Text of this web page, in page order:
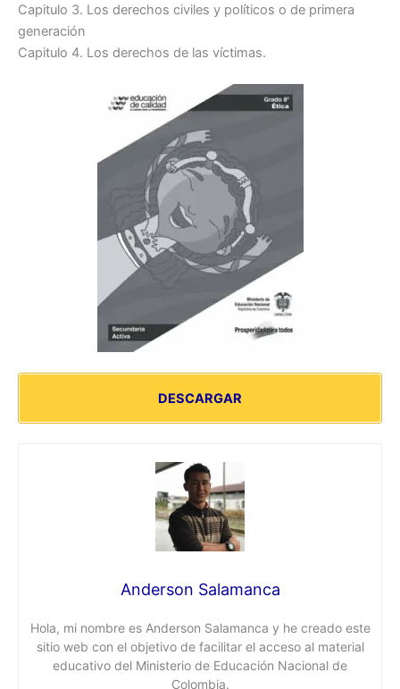
Capitulo 3. Los derechos civiles y políticos o de primera
generación
Capitulo 4. Los derechos de las víctimas.
DESCARGAR
Anderson Salamanca
Hola, mi nombre es Anderson Salamanca y he creado este
sitio web con el objetivo de facilitar el acceso al material
educativo del Ministerio de Educación Nacional de
Colombia.